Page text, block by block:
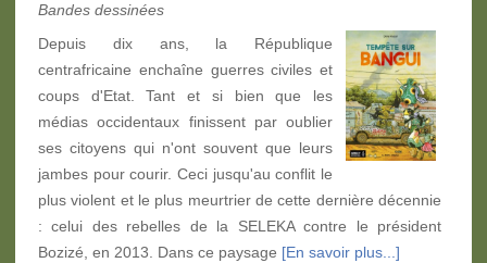
Bandes dessinées
Depuis dix ans, la République
centrafricaine enchaîne guerres civiles et
coups d'Etat. Tant et si bien que les
médias occidentaux finissent par oublier
ses citoyens qui n'ont souvent que leurs
jambes pour courir. Ceci jusqu'au conflit le
plus violent et le plus meurtrier de cette dernière décennie
: celui des rebelles de la SELEKA contre le président
Bozizé, en 2013. Dans ce paysage [En savoir plus...]